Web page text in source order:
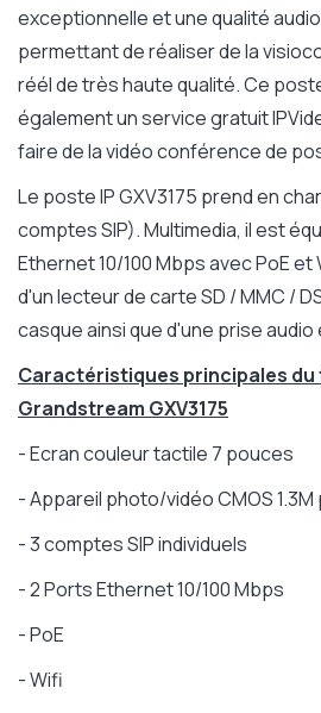
exceptionnelle et une qualité
permettant de réaliser de la
réél de très haute qualité. Ce
également un service gratuit
faire de la vidéo conférence de
Le poste IP GXV3175 prend en
comptes SIP). Multimedia, il est
Ethernet 10/100 Mbps avec PoE et
d'un lecteur de carte SD / MMC /
casque ainsi que d'une prise audio
Caractéristiques principales du
Grandstream GXV3175
- Ecran couleur tactile 7 pouces
- Appareil photo/vidéo CMOS
- 3 comptes SIP individuels
- 2 Ports Ethernet 10/100 Mbps
- PoE
- Wifi